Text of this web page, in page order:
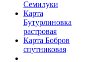
Семилуки
Карта
Бутурлиновка
растровая
Карта Бобров
спутниковая